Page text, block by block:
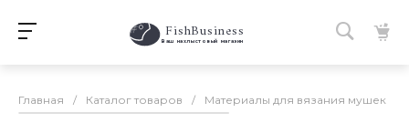
FishBusiness
Ваш нахлыстовый магазин
Главная / Каталог товаров / Материалы для вязания мушек